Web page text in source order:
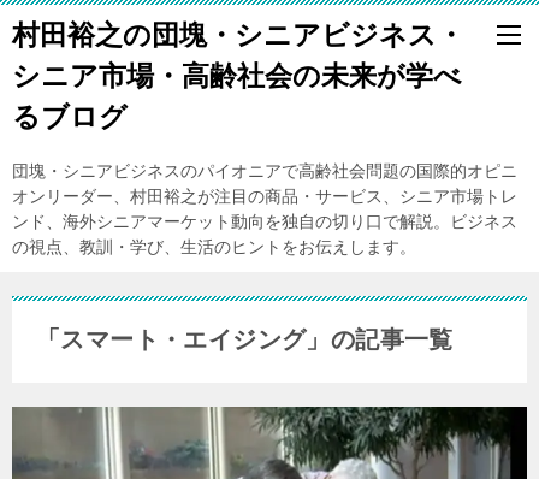
村田裕之の団塊・シニアビジネス・
シニア市場・高齢社会の未来が学べ
るブログ
団塊・シニアビジネスのパイオニアで高齢社会問題の国際的オピニ
オンリーダー、村田裕之が注目の商品・サービス、シニア市場トレ
ンド、海外シニアマーケット動向を独自の切り口で解説。ビジネス
の視点、教訓・学び、生活のヒントをお伝えします。
「スマート・エイジング」の記事一覧